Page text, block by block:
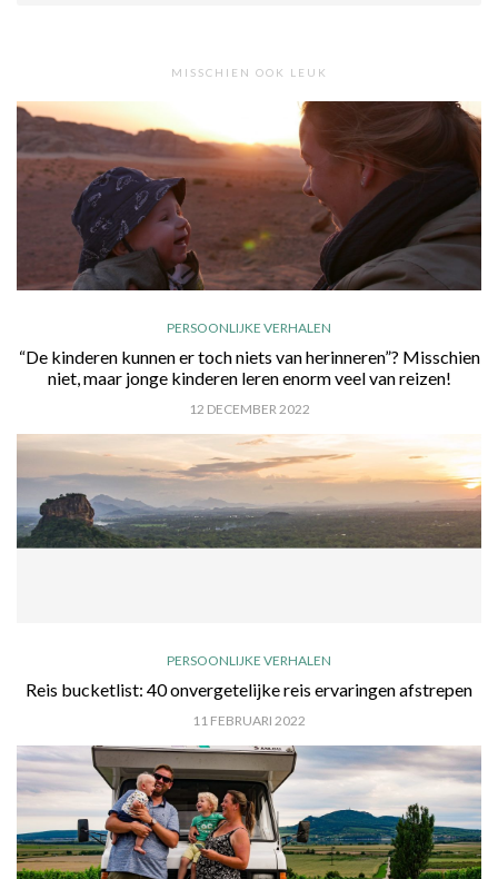
MISSCHIEN OOK LEUK
PERSOONLIJKE VERHALEN
“De kinderen kunnen er toch niets van herinneren”? Misschien
niet, maar jonge kinderen leren enorm veel van reizen!
12 DECEMBER 2022
PERSOONLIJKE VERHALEN
Reis bucketlist: 40 onvergetelijke reis ervaringen afstrepen
11 FEBRUARI 2022